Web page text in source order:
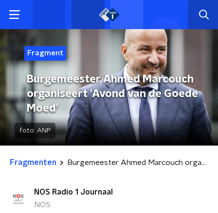
Fragment
Burgemeester Ahmed Marcouch
organiseert 'Avond van de Goede
Moed'
foto: ANP
Fragmenten Burgemeester Ahmed Marcouch organiseert 'Avond van de Goede Moed'
NOS Radio 1 Journaal
NOS